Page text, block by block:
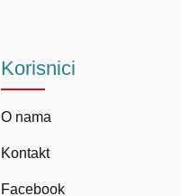
Korisnici
O nama
Kontakt
Facebook